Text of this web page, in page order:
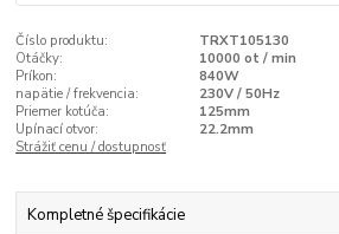
Číslo produktu:
TRXT105130
Otáčky:
10000 ot / min
Príkon:
840W
napätie / frekvencia:
230V / 50Hz
Priemer kotúča:
125mm
Upínací otvor:
22.2mm
Strážiť cenu / dostupnosť
Kompletné špecifikácie